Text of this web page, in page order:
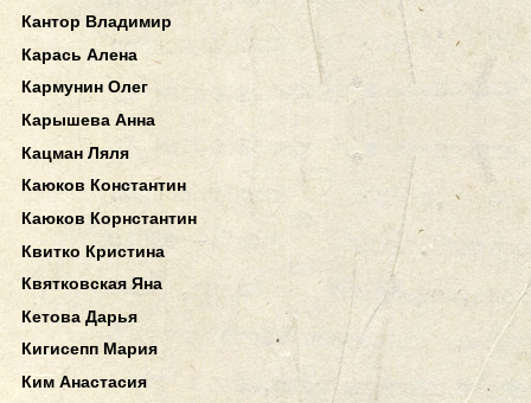
Кантор Владимир
Карась Алена
Кармунин Олег
Карышева Анна
Кацман Ляля
Каюков Константин
Каюков Корнстантин
Квитко Кристина
Квятковская Яна
Кетова Дарья
Кигисепп Мария
Ким Анастасия